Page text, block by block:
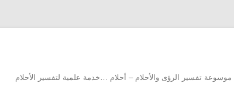
موسوعة تفسير الرؤى والأحلام – أحلام …خدمة علمية لتفسير الأحلام